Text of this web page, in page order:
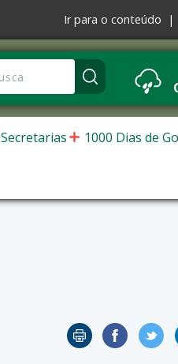
Ir para o conteúdo |
Secretarias 1000 Dias de